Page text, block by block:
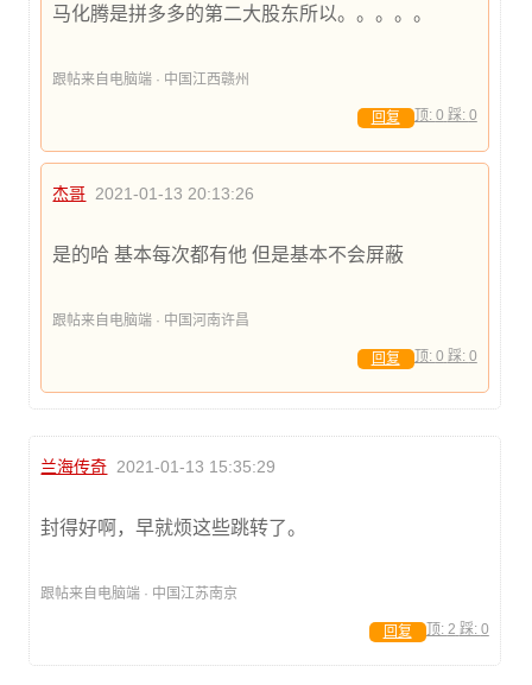
马化腾是拼多多的第二大股东所以。。。。。
跟帖来自电脑端 · 中国江西赣州
顶: 0 踩: 0
回复
杰哥 2021-01-13 20:13:26
是的哈 基本每次都有他 但是基本不会屏蔽
跟帖来自电脑端 · 中国河南许昌
顶: 0 踩: 0
回复
兰海传奇 2021-01-13 15:35:29
封得好啊，早就烦这些跳转了。
跟帖来自电脑端 · 中国江苏南京
顶: 2 踩: 0
回复